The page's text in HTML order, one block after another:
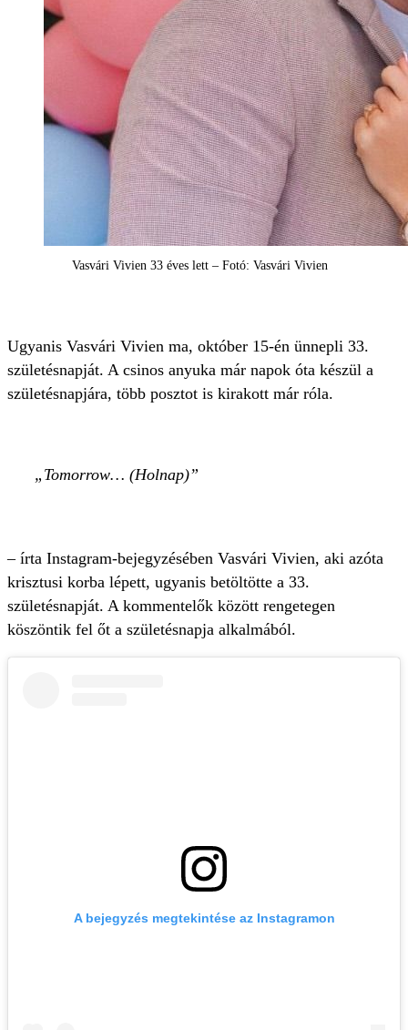
Vasvári Vivien 33 éves lett – Fotó: Vasvári Vivien
Ugyanis Vasvári Vivien ma, október 15-én ünnepli 33.
születésnapját. A csinos anyuka már napok óta készül a
születésnapjára, több posztot is kirakott már róla.
Tomorrow… (Holnap)
– írta Instagram-bejegyzésében Vasvári Vivien, aki azóta
krisztusi korba lépett, ugyanis betöltötte a 33.
születésnapját. A kommentelők között rengetegen
köszöntik fel őt a születésnapja alkalmából.
A bejegyzés megtekintése az Instagramon